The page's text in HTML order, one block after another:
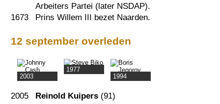
Arbeiters Partei (later NSDAP).
1673
Prins Willem III bezet Naarden.
12 september overleden
2003
1977
1994
2005 Reinold Kuipers (91)